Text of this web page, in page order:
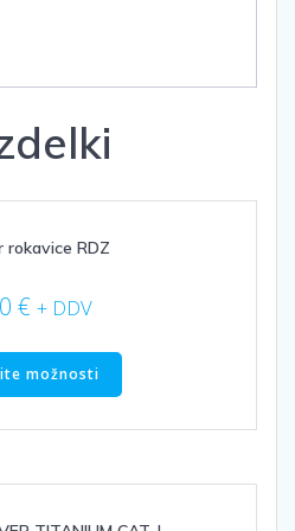
rokavice RDZ
€ + DDV
možnosti
Ta
ima
več
Možnosti